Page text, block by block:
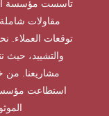
تأسست مؤسسة
مقاولات
توقعات العملاء.
والتشييد، حيث
مشاريعنا. من
استطاعت